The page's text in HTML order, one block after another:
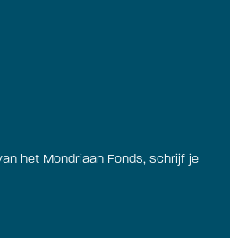
het Mondriaan Fonds, schrijf je